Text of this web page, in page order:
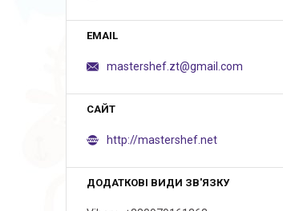
mastershef.zt@gmail.com
http://mastershef.net